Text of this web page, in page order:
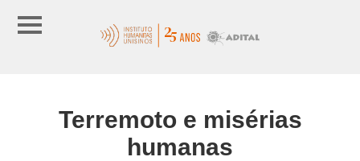
Terremoto e misérias
humanas